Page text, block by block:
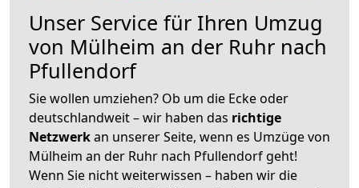
Unser Service für Ihren Umzug
von Mülheim an der Ruhr nach
Pfullendorf
Sie wollen umziehen? Ob um die Ecke oder
deutschlandweit – wir haben das richtige
Netzwerkan unserer Seite, wenn es Umzüge von
Mülheim an der Ruhr nach Pfullendorf geht!
Wenn Sie nicht weiterwissen – haben wir die